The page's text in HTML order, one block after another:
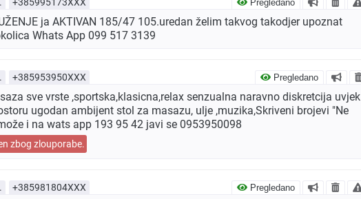
Pregledano
ja AKTIVAN 185/47 105.uredan želim takvog takodjer upoznat
Whats App 099 517 3139
+385953950XXX Pregledano
sve vrste ,sportska,klasicna,relax senzualna naravno diskretcija uvjek
ugodan ambijent stol za masazu, ulje ,muzika,Skriveni brojevi "Ne
i na wats app 193 95 42 javi se 0953950098
zbog zlouporabe.
+385981804XXX Pregledano